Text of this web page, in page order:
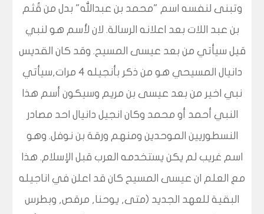
وتبنى لنفسه اسم "محمد بن عبدالله" بدل من قُثم
بن عبد اللات بعد اعلانه الرسالة. لان لأسم هو لنبي
قيل سيأتي من بعد عيسى المسيح. وقد كان القديس
دانيال المسيحي هو من ذكر بأنجيله 4 مرات,سيأتي
نبي اخير من بعد عيسى بن مريم وسيكون أسم هذا
النبي أحمد أو محمد وكان انجيل دانيال احد مصادر
النسطوريين الموحدين ومنهم ورقة بن نوفل. وهو
اسم غريب لم يكن يستخدمه العرب قبل الإسلام. هذا
مع العلم ان عيسى المسيح كان قد اعلن في اناجيله
البقية للعهد الجديد (متى, يوحنا, مرقص, وبطرس